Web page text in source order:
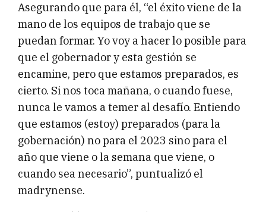
Asegurando que para él, “el éxito viene de la
mano de los equipos de trabajo que se
puedan formar. Yo voy a hacer lo posible para
que el gobernador y esta gestión se
encamine, pero que estamos preparados, es
cierto. Si nos toca mañana, o cuando fuese,
nunca le vamos a temer al desafío. Entiendo
que estamos (estoy) preparados (para la
gobernación) no para el 2023 sino para el
año que viene o la semana que viene, o
cuando sea necesario”, puntualizó el
madrynense.